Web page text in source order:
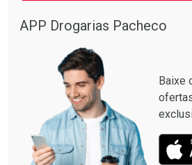
APP Drogarias Pacheco
Baixe